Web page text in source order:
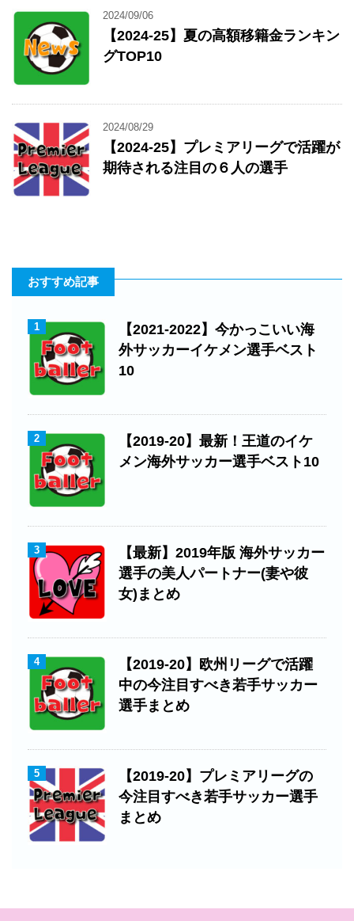
2024/09/06
【2024-25】夏の高額移籍金ランキン
グTOP10
2024/08/29
【2024-25】プレミアリーグで活躍が
期待される注目の６人の選手
おすすめ記事
1
【2021-2022】今かっこいい海
外サッカーイケメン選手ベスト
10
2
【2019-20】最新！王道のイケ
メン海外サッカー選手ベスト10
3
【最新】2019年版 海外サッカー
選手の美人パートナー(妻や彼
女)まとめ
4
【2019-20】欧州リーグで活躍
中の今注目すべき若手サッカー
選手まとめ
5
【2019-20】プレミアリーグの
今注目すべき若手サッカー選手
まとめ